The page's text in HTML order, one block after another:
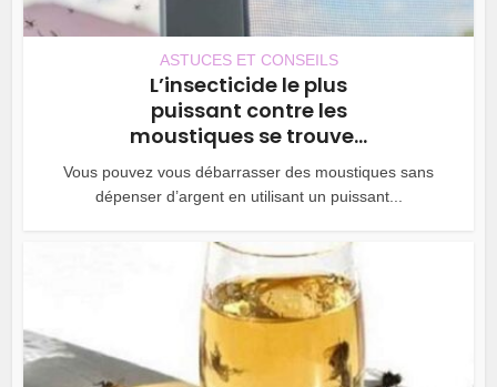
ASTUCES ET CONSEILS
L’insecticide le plus
puissant contre les
moustiques se trouve...
Vous pouvez vous débarrasser des moustiques sans
dépenser d’argent en utilisant un puissant...